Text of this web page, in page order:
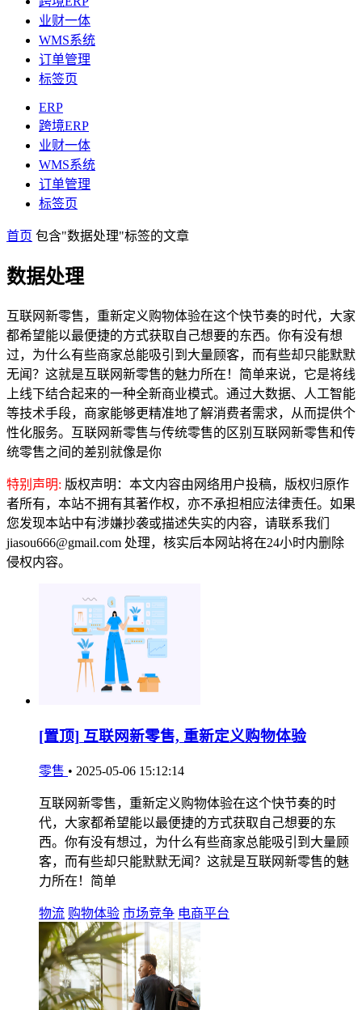
业财一体
WMS系统
订单管理
标签页
ERP
跨境ERP
业财一体
WMS系统
订单管理
标签页
首页 包含"数据处理"标签的文章
数据处理
互联网新零售，重新定义购物体验在这个快节奏的时代，大家
都希望能以最便捷的方式获取自己想要的东西。你有没有想
过，为什么有些商家总能吸引到大量顾客，而有些却只能默默
无闻？这就是互联网新零售的魅力所在！简单来说，它是将线
上线下结合起来的一种全新商业模式。通过大数据、人工智能
等技术手段，商家能够更精准地了解消费者需求，从而提供个
性化服务。互联网新零售与传统零售的区别互联网新零售和传
统零售之间的差别就像是你
特别声明: 版权声明：本文内容由网络用户投稿，版权归原作
者所有，本站不拥有其著作权，亦不承担相应法律责任。如果
您发现本站中有涉嫌抄袭或描述失实的内容，请联系我们
jiasou666@gmail.com 处理，核实后本网站将在24小时内删除
侵权内容。
[置顶] 互联网新零售, 重新定义购物体验
零售 • 2025-05-06 15:12:14
互联网新零售，重新定义购物体验在这个快节奏的时
代，大家都希望能以最便捷的方式获取自己想要的东
西。你有没有想过，为什么有些商家总能吸引到大量顾
客，而有些却只能默默无闻？这就是互联网新零售的魅
力所在！简单
物流 购物体验 市场竞争 电商平台